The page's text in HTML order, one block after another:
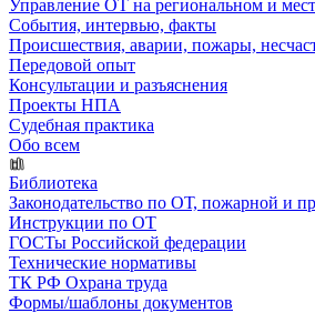
Управление ОТ на региональном и
События, интервью, факты
Происшествия, аварии, пожары,
Передовой опыт
Консультации и разъяснения
Проекты НПА
Судебная практика
Обо всем
Библиотека
Законодательство по ОТ, пожарной и
Инструкции по ОТ
ГОСТы Российской федерации
Технические нормативы
ТК РФ Охрана труда
Формы/шаблоны документов